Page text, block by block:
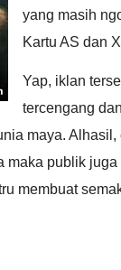
yang masih
Kartu AS dan
Yap, iklan
tercengang
maya.
maka publik
membuat